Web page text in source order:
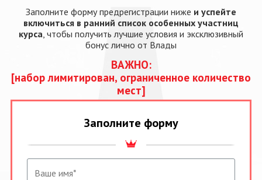
Заполните форму предрегистрации ниже и успейте
включиться в ранний список особенных участниц
курса , чтобы получить лучшие условия и эксклюзивный
бонус лично от Влады
ВАЖНО:
[набор лимитирован, ограниченное количество
мест]
Заполните форму